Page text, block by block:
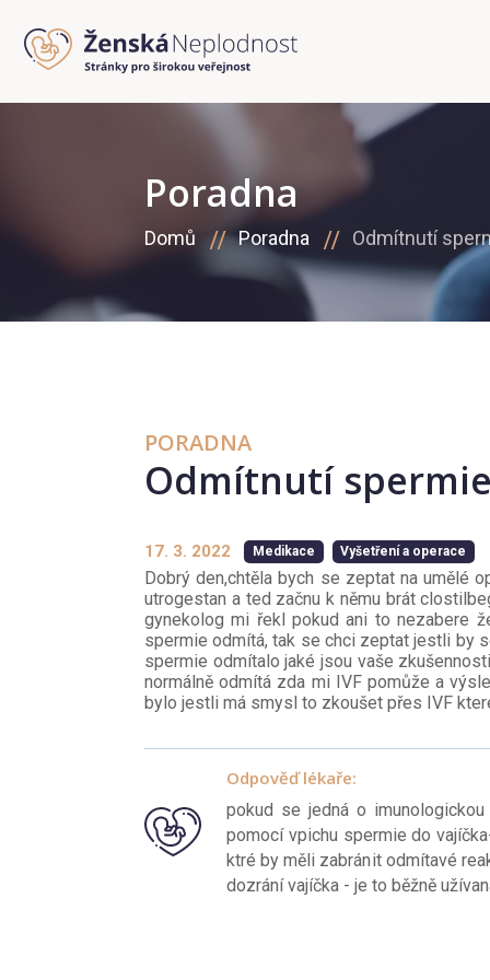
Poradna
Domů Poradna Odmítnutí
PORADNA
Odmítnutí
17. 3. 2022 Medikace Vyšetření a operace
Dobrý den,chtěla bych se zeptat na umělé
utrogestan a ted začnu k němu brát
gynekolog mi řekl pokud ani to nezabere
spermie odmítá, tak se chci zeptat jestli by
spermie odmítalo jaké jsou vaše
normálně odmítá zda mi IVF pomůže a
bylo jestli má smysl to zkoušet přes IVF
Odpověď lékaře:
pokud se jedná o
pomocí vpichu spermie do
ktré by měli zabránit odmítavé
dozrání vajíčka - je to běžně